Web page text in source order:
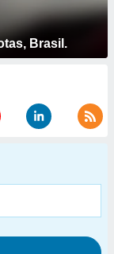
Brasil.